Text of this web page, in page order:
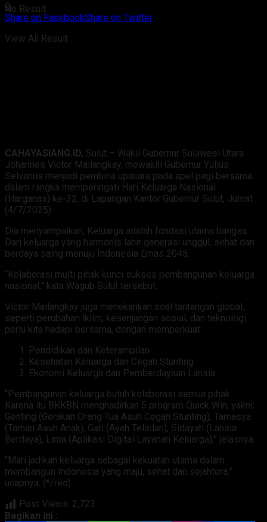
No Result
View All Result
0
Share on FacebookShare on Twitter
CAHAYASIANG.ID, Sulut – Wakil Gubernur Sulawesi Utara
Johannes Victor Mailangkay, mewakili Gubernur Yulius
Selvanus menjadi pembina upacara pada apel pagi bersama
dalam rangka memperingati Hari Keluarga Nasional
(Harganas) ke-32, di Lapangan Kantor Gubernur Sulut, Jumat
(4/7/2025).
Dia menyampaikan, Keluarga adalah fondasi utama bangsa.
Dari keluarga yang harmonis lahir generasi unggul, sehat dan
berdaya saing menuju Indonesia Emas 2045.
“Kolaborasi multi pihak kunci sukses pembangunan keluarga
nasional,” kata Wagub Sulut tersebut.
Victor Mailangkay juga menekankan soal tantangan global,
seperti perubahan iklim, kesenjangan sosial, dan teknologi
perlu kita hadapi bersama, dengan memperkuat:
Pendidikan dan Keterampilan
Kesehatan Keluarga dan Cegah Stunting
Ekonomi Keluarga dan Pemberdayaan Lansia
“Pembangunan keluarga butuh kolaborasi semua pihak.
Karena itu BKKBN menghadirkan 5 program Quick Win, yakni;
Genting (Gerakan Orang Tua Asuh Cegah Stunting), Tamasya
(Taman Asuh Anak), Gati (Ayah Teladan), Sidayah (Lansia
Berdaya), Lima (Aplikasi Digital Layanan Keluarga),” jelasnya.
“Mari jadikan keluarga sebagai kekuatan utama dalam
membangun Indonesia yang maju, sehat dan sejahtera,”
ucapnya. (*/red)
Post Views: 2,723
Bagikan ini :